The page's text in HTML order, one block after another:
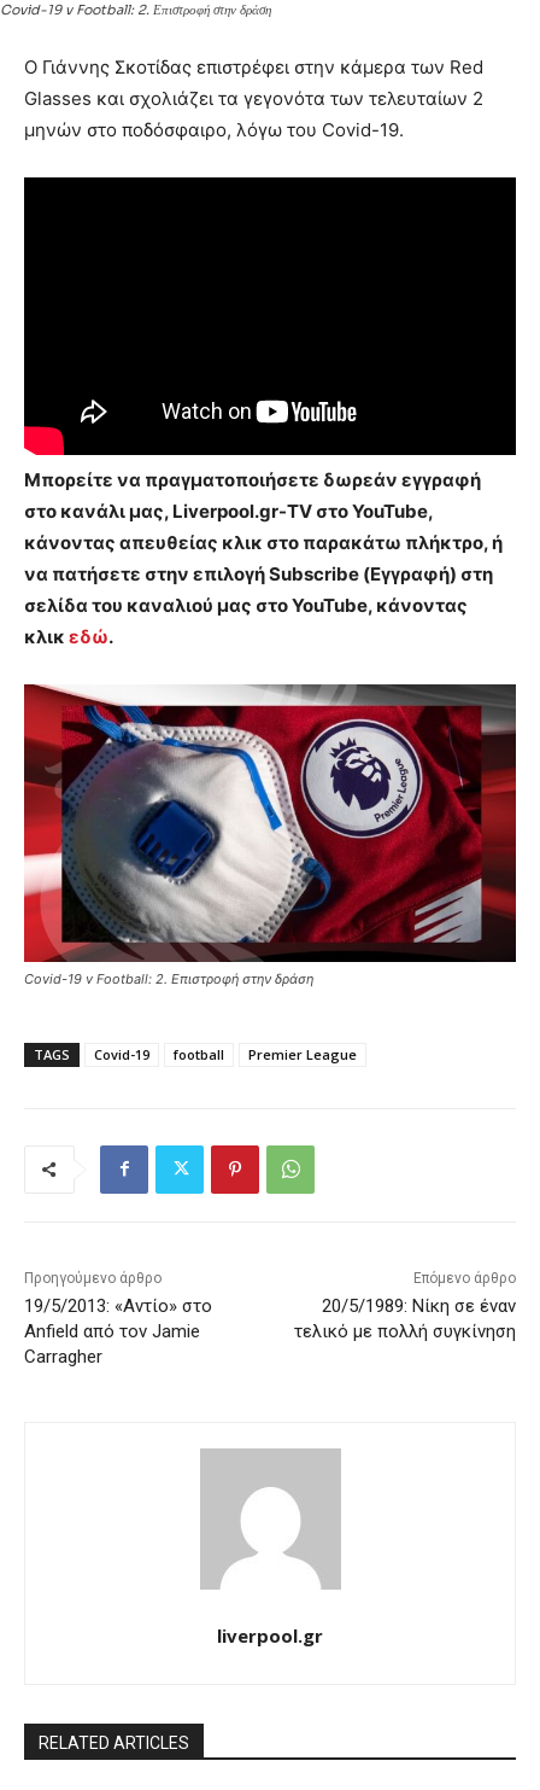
Covid-19 v Football: 2. Επιστροφή στην δράση
Ο Γιάννης Σκοτίδας επιστρέφει στην κάμερα των Red
Glasses και σχολιάζει τα γεγονότα των τελευταίων 2
μηνών στο ποδόσφαιρο, λόγω του Covid-19.
Μπορείτε να πραγματοποιήσετε δωρεάν εγγραφή
στο κανάλι μας, Liverpool.gr-TV στο YouTube,
κάνοντας απευθείας κλικ στο παρακάτω πλήκτρο, ή
να πατήσετε στην επιλογή Subscribe (Εγγραφή) στη
σελίδα του καναλιού μας στο YouTube, κάνοντας
κλικ εδώ.
Covid-19 v Football: 2. Επιστροφή στην δράση
TAGS Covid-19 football Premier League
Προηγούμενο άρθρο
19/5/2013: «Αντίο» στο
Anfield από τον Jamie
Carragher
Επόμενο άρθρο
20/5/1989: Νίκη σε έναν
τελικό με πολλή συγκίνηση
liverpool.gr
RELATED ARTICLES